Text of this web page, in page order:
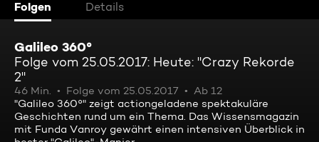
Folgen Details
Galileo 360°
Folge vom 25.05.2017: Heute: "Crazy Rekorde
2"
46 Min. Folge vom 25.05.2017
Ab 12
"Galileo 360°" zeigt actiongeladene spektakuläre
Geschichten rund um ein Thema. Das Wissensmagazin
mit Funda Vanroy gewährt einen intensiven Überblick in